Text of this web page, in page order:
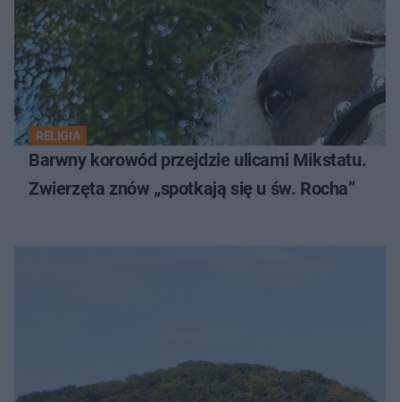
RELIGIA
Barwny korowód przejdzie ulicami Mikstatu.
Zwierzęta znów „spotkają się u św. Rocha”